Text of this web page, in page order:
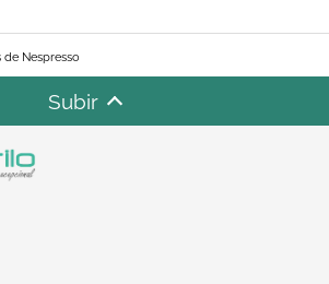
de Nespresso
Subir